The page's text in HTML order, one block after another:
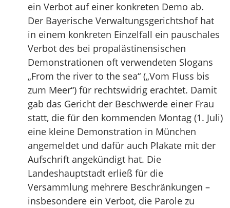
ein Verbot auf einer konkreten Demo ab.
Der Bayerische Verwaltungsgerichtshof hat
in einem konkreten Einzelfall ein pauschales
Verbot des bei propalästinensischen
Demonstrationen oft verwendeten Slogans
„From the river to the sea“ („Vom Fluss bis
zum Meer“) für rechtswidrig erachtet. Damit
gab das Gericht der Beschwerde einer Frau
statt, die für den kommenden Montag (1. Juli)
eine kleine Demonstration in München
angemeldet und dafür auch Plakate mit der
Aufschrift angekündigt hat. Die
Landeshauptstadt erließ für die
Versammlung mehrere Beschränkungen –
insbesondere ein Verbot, die Parole zu